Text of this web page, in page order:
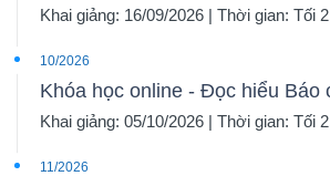
Khai giảng: 16/09/2026 | Thời gian: Tối
10/2026
Khóa học online - Đọc hiểu Báo
Khai giảng: 05/10/2026 | Thời gian: Tối
11/2026